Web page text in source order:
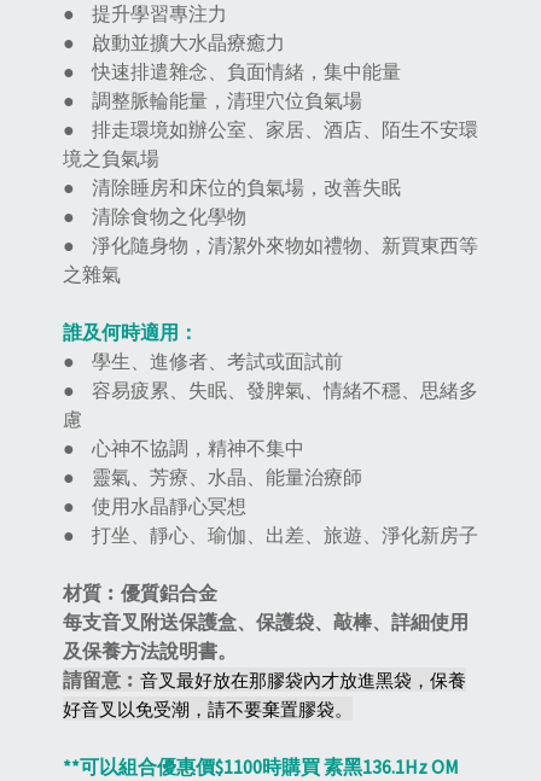
●
提升學習專注力
●
啟動並擴大水晶療癒力
●
快速排遣雜念、負面情緒，集中能量
●
調整脈輪能量，清理穴位負氣場
●
排走環境如辦公室、家居、酒店、陌生不安環
境之負氣場
●
清除睡房和床位的負氣場，改善失眠
●
清除食物之化學物
●
淨化隨身物，清潔外來物如禮物、新買東西等
之雜氣
誰及何時適用：
●
學生、進修者、考試或面試前
●
容易疲累、失眠、發脾氣、情緒不穩、思緒多
慮
●
心神不協調，精神不集中
●
靈氣、芳療、水晶、能量治療師
●
使用水晶靜心冥想
●
打坐、靜心、瑜伽、出差、旅遊、淨化新房子
材質︰優質鋁合金
每支音叉附送保護盒、保護袋、敲棒、詳細使用
及保養方法說明書。
請留意︰ 音叉最好放在那膠袋內才放進黑袋，保養
好音叉以免受潮，請不要棄置膠袋。
**可以組合優惠價$1100時購買 素黑136.1Hz OM